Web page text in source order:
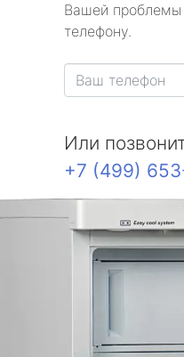
Вашей проблемы
телефону.
Или
+7 (499)